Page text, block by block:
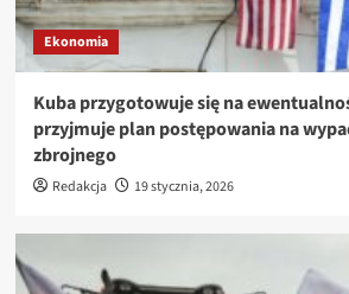
Ekonomia
Kuba przygotowuje się na
przyjmuje plan postępowania na
zbrojnego
Redakcja 19 stycznia, 2026